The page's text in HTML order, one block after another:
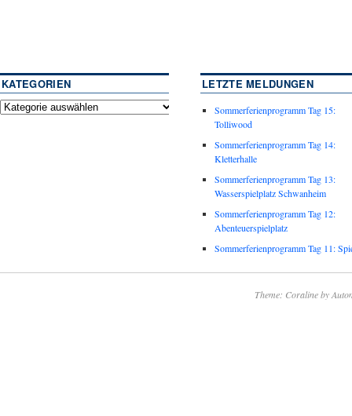
KATEGORIEN LETZTE MELDUNGEN
Sommerferienprogramm Tag 15:
Tolliwood
Sommerferienprogramm Tag 14:
Kletterhalle
Sommerferienprogramm Tag 13:
Wasserspielplatz Schwanheim
Sommerferienprogramm Tag 12:
Abenteuerspielplatz
Sommerferienprogramm Tag 11:
Theme: Coraline by